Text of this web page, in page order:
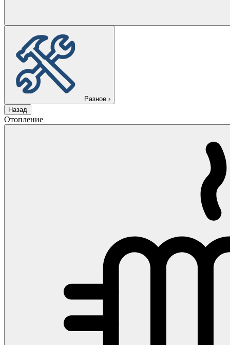
Разное ›
Назад
Отопление